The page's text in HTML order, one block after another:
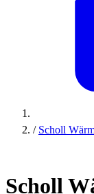
/ Scholl
Scholl